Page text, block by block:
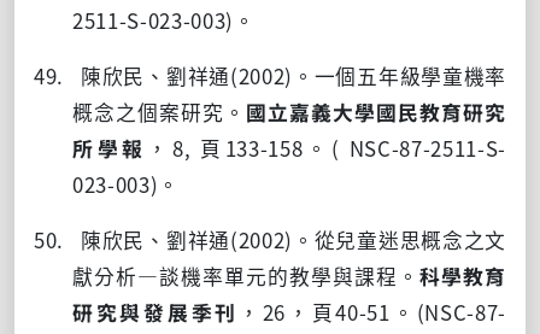
2511-S-023-003) 。
49. 陳欣民、劉祥通(2002) 。一個五年級學童機率
概念之個案研究。 國立嘉義大學國民教育研究
所學報 ， 8, 頁 133-158 。 ( NSC-87-2511-S-
023-003) 。
50. 陳欣民、劉祥通(2002) 。從兒童迷思概念之文
獻分析—談機率單元的教學與課程。科學教育
研究與發展季刊 ， 26 ，頁40-51 。 (NSC-87-